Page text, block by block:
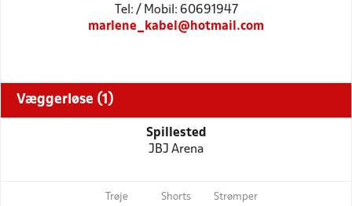
Tel: / Mobil: 60691947
marlene_kabel@hotmail.com
Væggerløse (1)
Spillested
JBJ Arena
Trøje Shorts Strømper